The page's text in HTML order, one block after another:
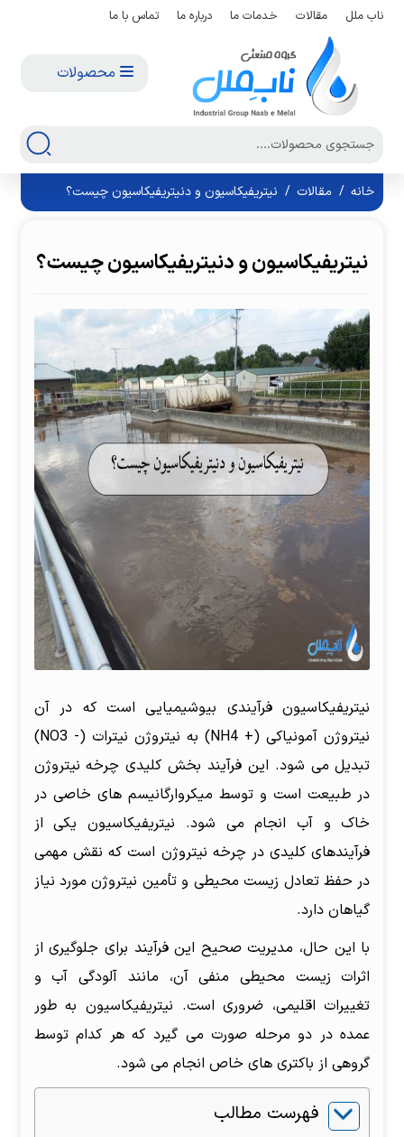
محصولات
ناب ملل مقالات خدمات ما درباره ما تماس با ما
خانه / مقالات / نیتریفیکاسیون و دنیتریفیکاسیون چیست؟
نیتریفیکاسیون و دنیتریفیکاسیون چیست؟
نیتریفیکاسیون فرآیندی بیوشیمیایی است که در آن
نیتروژن آمونیاکی (+ NH4) به نیتروژن نیترات (- NO3)
تبدیل می شود. این فرآیند بخش کلیدی چرخه نیتروژن
در طبیعت است و توسط میکروارگانیسم های خاصی در
خاک و آب انجام می شود. نیتریفیکاسیون یکی از
فرآیندهای کلیدی در چرخه نیتروژن است که نقش مهمی
در حفظ تعادل زیست محیطی و تأمین نیتروژن مورد نیاز
گیاهان دارد.
با این حال، مدیریت صحیح این فرآیند برای جلوگیری از
اثرات زیست محیطی منفی آن، مانند آلودگی آب و
تغییرات اقلیمی، ضروری است. نیتریفیکاسیون به طور
عمده در دو مرحله صورت می گیرد که هر کدام توسط
گروهی از باکتری های خاص انجام می شود.
فهرست مطالب